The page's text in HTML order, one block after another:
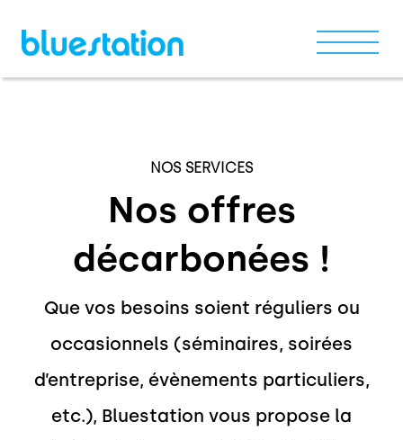
NOS SERVICES
Nos offres
décarbonées !
Que vos besoins soient réguliers ou
occasionnels (séminaires, soirées
d’entreprise, évènements particuliers,
etc.), Bluestation vous propose la
Nos services
Demande de devis
Contactez-nous